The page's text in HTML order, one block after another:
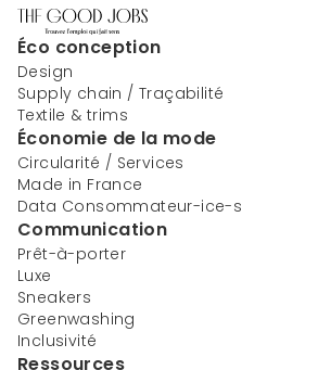
Éco conception
Design
Supply chain / Traçabilité
Textile & trims
Économie de la mode
Circularité / Services
Made in France
Data Consommateur-ice-s
Communication
Prêt-à-porter
Luxe
Sneakers
Greenwashing
Inclusivité
Ressources